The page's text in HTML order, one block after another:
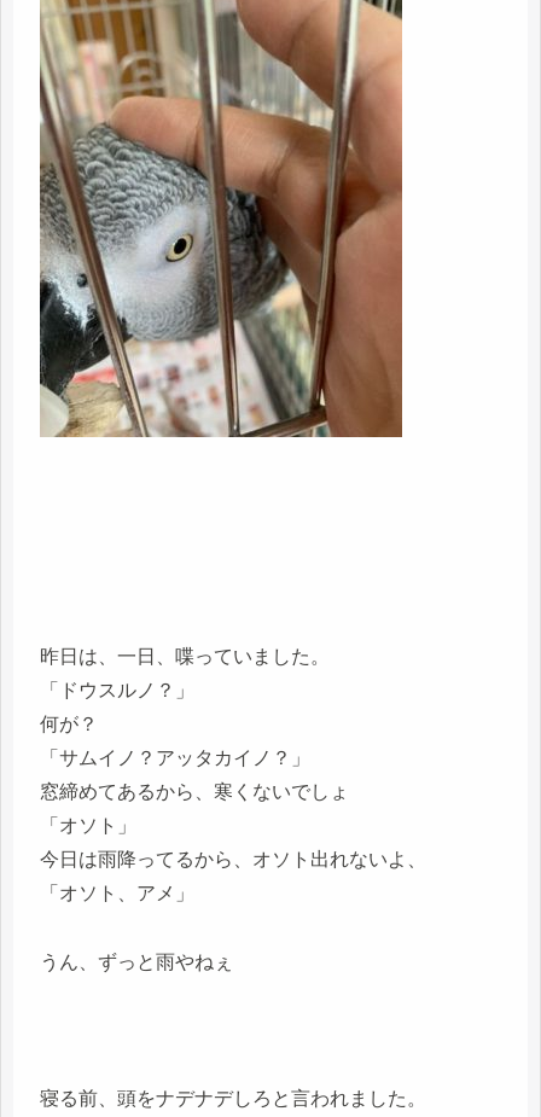
昨日は、一日、喋っていました。
「ドウスルノ？」
何が？
「サムイノ？アッタカイノ？」
窓締めてあるから、寒くないでしょ
「オソト」
今日は雨降ってるから、オソト出れないよ、
「オソト、アメ」
うん、ずっと雨やねぇ
寝る前、頭をナデナデしろと言われました。